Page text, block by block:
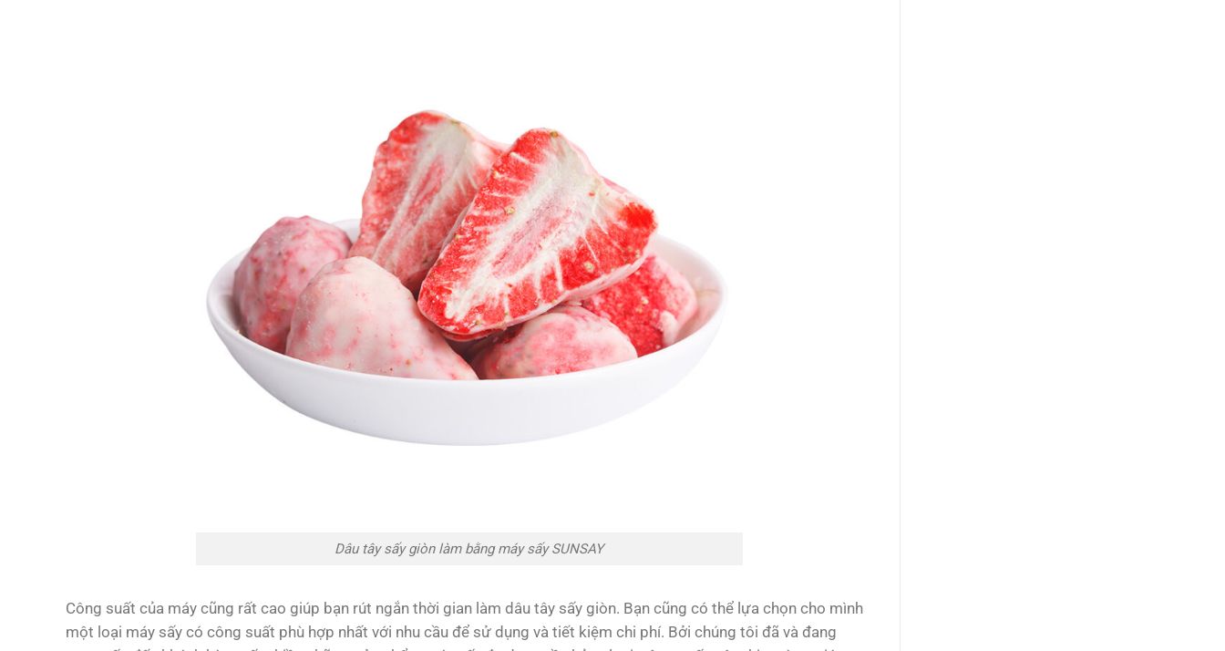
Dâu tây sấy giòn làm bằng máy sấy SUNSAY
Công suất của máy cũng rất cao giúp bạn rút ngắn thời gian làm dâu tây sấy giòn. Bạn cũng có thể lựa chọn cho mình
một loại máy sấy có công suất phù hợp nhất với nhu cầu để sử dụng và tiết kiệm chi phí. Bởi chúng tôi đã và đang